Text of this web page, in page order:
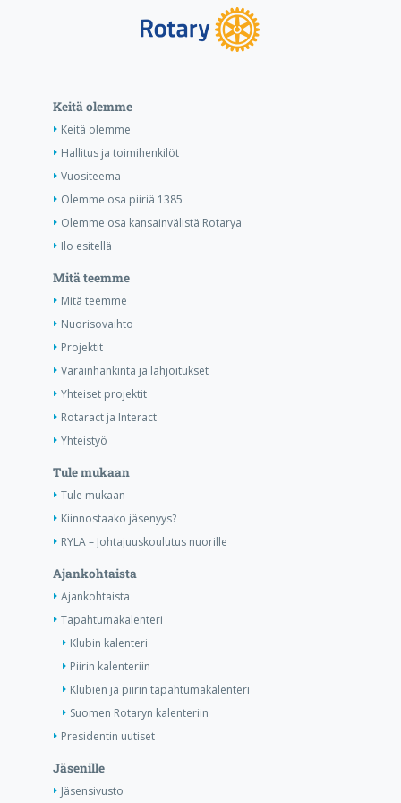
Keitä olemme
Keitä olemme
Hallitus ja toimihenkilöt
Vuositeema
Olemme osa piiriä 1385
Olemme osa kansainvälistä Rotarya
Ilo esitellä
Mitä teemme
Mitä teemme
Nuorisovaihto
Projektit
Varainhankinta ja lahjoitukset
Yhteiset projektit
Rotaract ja Interact
Yhteistyö
Tule mukaan
Tule mukaan
Kiinnostaako jäsenyys?
RYLA – Johtajuuskoulutus nuorille
Ajankohtaista
Ajankohtaista
Tapahtumakalenteri
Klubin kalenteri
Piirin kalenteriin
Klubien ja piirin tapahtumakalenteri
Suomen Rotaryn kalenteriin
Presidentin uutiset
Jäsenille
Jäsensivusto